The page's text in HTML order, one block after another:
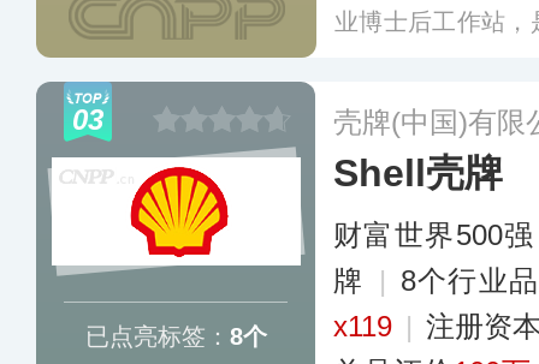
业博士后工作站
剂等19大类润滑
03
已点亮标签： 8个
壳牌(中国)有限
Shell壳牌
财富世界500强
牌
| 8个行业
x119 | 注册资